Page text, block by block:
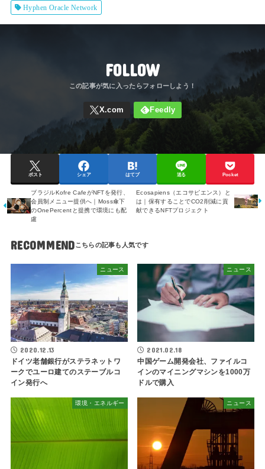
Hyphen Oracle Network
FOLLOW
ポスト シェア はてブ 送る Pocket
ブラジルKofre CafeがNFTを発行、
会員制メニュー提供へ｜Moss傘下
のOnePercentと提携で環境にも配
慮
Ecosapiens（エコサピエンス）と
は｜保有することでCO2削減に貢
献できるNFTプロジェクト
RECOMMEND
ニュース
2020.12.13
ドイツ老舗銀行がステラネットワ
ークでユーロ建てのステーブルコ
イン発行へ
ニュース
2021.02.18
中国ゲーム開発会社、ファイルコ
インのマイニングマシンを1000万
ドルで購入
環境・エネルギー ニュース